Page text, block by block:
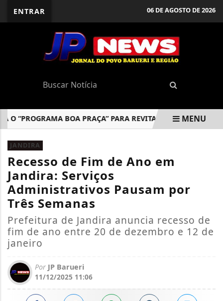
ENTRAR 06 DE AGOSTO DE 2026
BOA PRAÇA” PARA REVITALIZAR ESPAÇOS
EM ALTA
MENU
JANDIRA
Recesso de Fim de Ano em
Jandira: Serviços
Administrativos Pausam por
Três Semanas
Prefeitura de Jandira anuncia recesso de
fim de ano entre 20 de dezembro e 12 de
janeiro
Por JP Barueri
11/12/2025 11:06